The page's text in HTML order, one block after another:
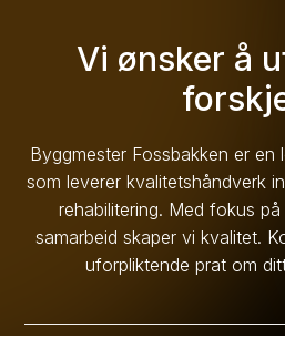
Vi ønsker å
Byggmester Fossbakken er en
som leverer kvalitetshåndverk
rehabilitering. Med fokus
samarbeid skaper vi kvalitet.
uforpliktende prat om